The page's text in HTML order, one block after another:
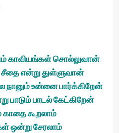
காவியங்கள் சொல்லுவான்
என்று துள்ளுவான்
உன்னை பார்க்கிறேன்
பாடல் கேட்கிறேன்
காதை கூறலாம்
ஒன்று சேரலாம்